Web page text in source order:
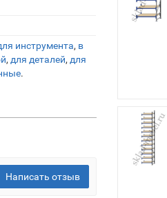
инструмента, в
, для деталей, для
.
Написать отзыв